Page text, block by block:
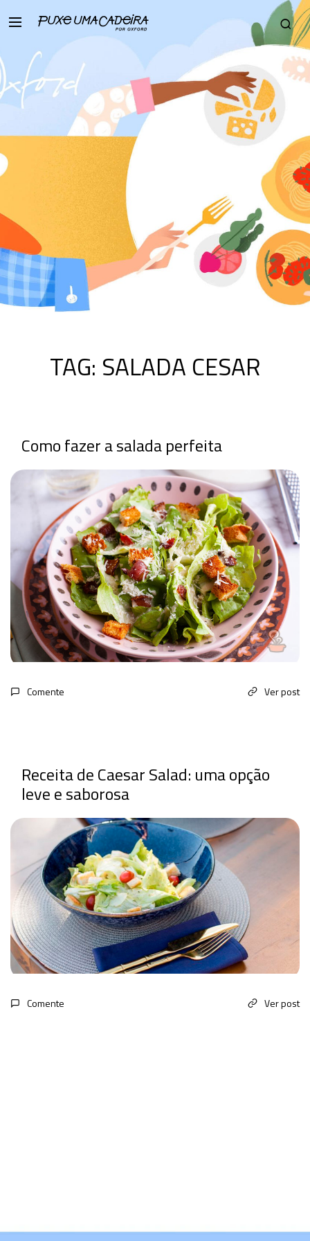
TAG: SALADA CESAR
Como fazer a salada perfeita
Comente Ver post
Receita de Caesar Salad: uma opção
leve e saborosa
Comente Ver post